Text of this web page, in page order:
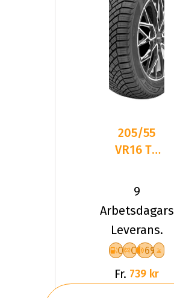
205/55
VR16 TL
LANDSAIL
4-
SEASONS
3 XL
9
Arbetsdagars
Leverans.
C C 69
Fr. 739 kr